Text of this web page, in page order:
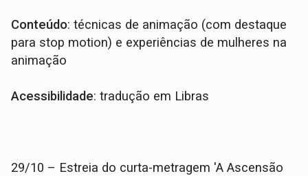
Conteúdo: técnicas de animação (com destaque
para stop motion) e experiências de mulheres na
animação
Acessibilidade: tradução em Libras
29/10 – Estreia do curta-metragem 'A Ascensão